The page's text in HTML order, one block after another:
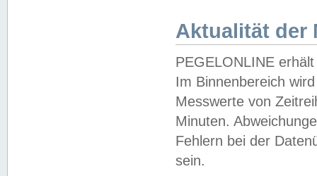
Aktualität der
PEGELONLINE
Im Binnenbereich
Messwerte von
Minuten.
Fehlern bei der
sein.